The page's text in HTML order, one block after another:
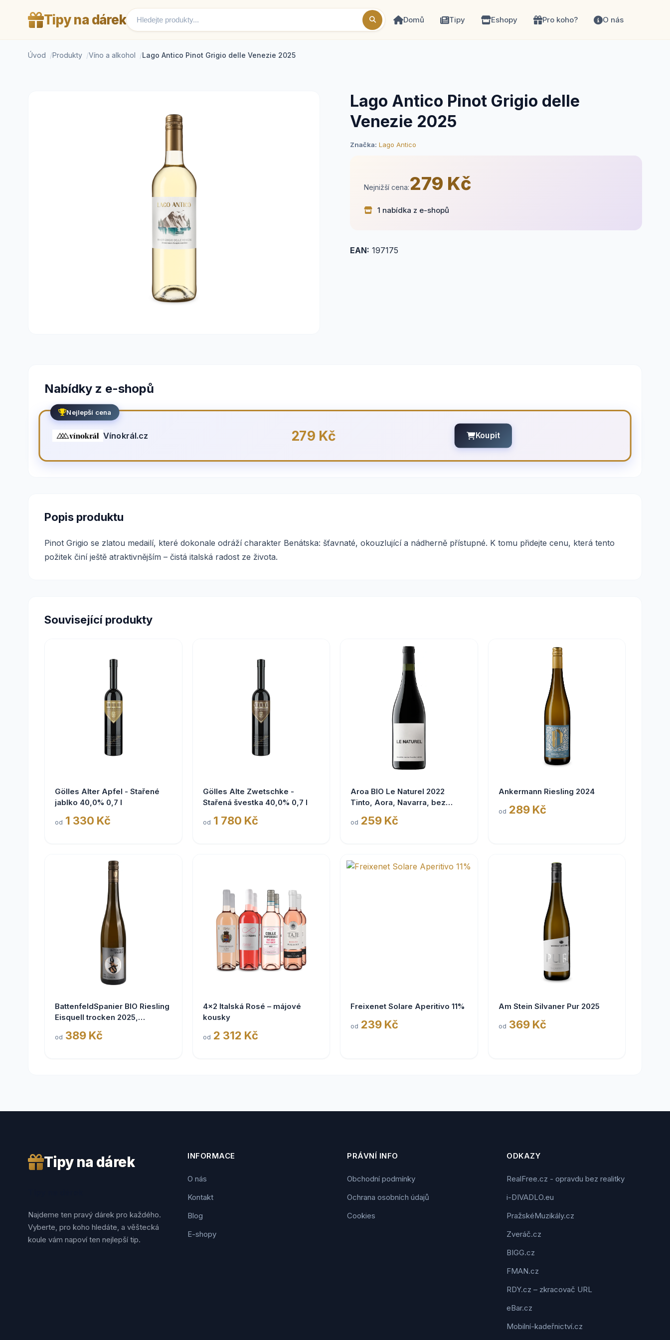
Tipy na dárek Domů Tipy Eshopy Pro koho? O nás
Úvod Produkty Víno a alkohol Lago Antico Pinot Grigio delle Venezie 2025
Lago Antico Pinot Grigio delle
Venezie 2025
Značka: Lago Antico
Nejnižší cena:279 Kč
1 nabídka z e-shopů
EAN: 197175
Nabídky z e-shopů
Nejlepší cena
Vínokrál.cz 279 Kč Koupit
Popis produktu
Pinot Grigio se zlatou medailí, které dokonale odráží charakter Benátska: šťavnaté, okouzlující a nádherně přístupné. K tomu přidejte cenu, která tento
požitek činí ještě atraktivnějším – čistá italská radost ze života.
Související produkty
Gölles Alter Apfel - Stařené
jablko 40,0% 0,7 l
od 1 330 Kč
Gölles Alte Zwetschke -
Stařená švestka 40,0% 0,7 l
od 1 780 Kč
Aroa BIO Le Naturel 2022
Tinto, Aora, Navarra, bez
od 259 Kč
Ankermann Riesling 2024
od 289 Kč
BattenfeldSpanier BIO Riesling
Eisquell trocken 2025,
Rheinhessen VDP
od 389 Kč
4x2 Italská Rosé – májové
kousky
od 2 312 Kč
Freixenet Solare Aperitivo 11%
od 239 Kč
Am Stein Silvaner Pur 2025
od 369 Kč
Tipy na dárek
Najdeme ten pravý dárek pro každého.
Vyberte, pro koho hledáte, a věštecká
koule vám napoví ten nejlepší tip.
INFORMACE
O nás
Kontakt
Blog
E-shopy
PRÁVNÍ INFO
Obchodní podmínky
Ochrana osobních údajů
Cookies
ODKAZY
RealFree.cz - opravdu bez realitky
i-DIVADLO.eu
PražskéMuzikály.cz
Zveráč.cz
BIGG.cz
FMAN.cz
RDY.cz – zkracovač URL
eBar.cz
Mobilní-kadeřnictví.cz